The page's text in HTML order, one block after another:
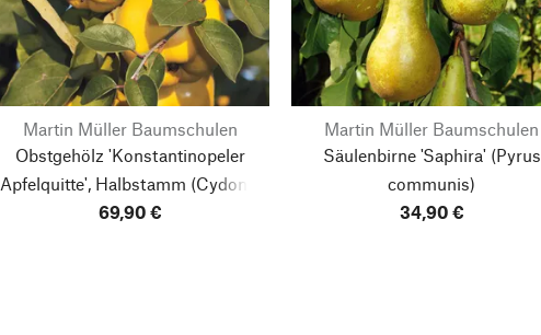
Martin Müller Baumschulen
Obstgehölz 'Konstantinopeler
Apfelquitte', Halbstamm (Cydonia
oblonga)
69,90 €
Martin Müller Baumschulen
Säulenbirne 'Saphira'(Pyrus
communis)
34,90 €